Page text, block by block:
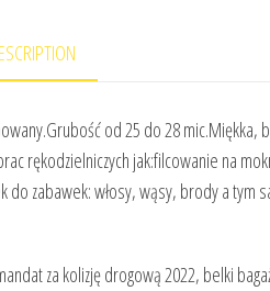
od 25 do 28 mic.Miękka,
rękodzielniczych jak:filcowanie na
zabawek: włosy, wąsy, brody a tym
za kolizję drogową 2022, belki